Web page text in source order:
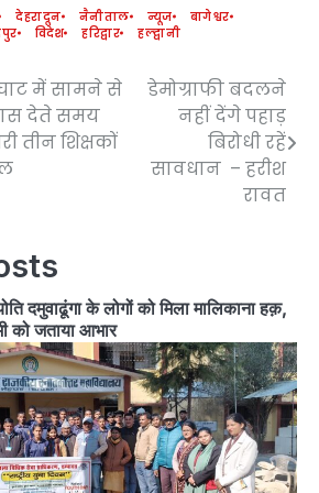
देहरादून नैनीताल न्यूज
बागेश्वर
विदेश हरिद्वार हल्द्वानी
में सामने से
देते समय
तीन शिक्षकों
डेमोग्राफी बदलने
नहीं देंगे पहाड़
बिरोधी रहें
सावधान – हरीश
रावत
दमुवाढूंगा के लोगों को मिला मालिकाना हक़,
को जताया आभार